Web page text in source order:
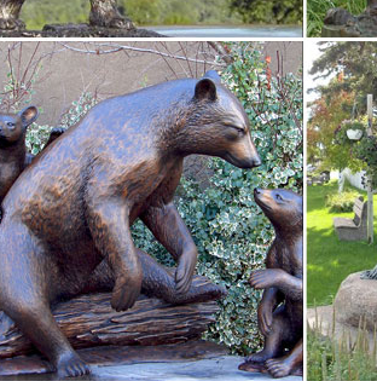
года Собака статуэтки. Показывать по:
из бронзы. Бронзовые эксклюзивные
Орел »» Статуэтка Утки Бронза по
Новинки Печати Сувениры Златоуст
(шт.) Купить.
сувениры с символом года 2018 Собака
плавающие набор 9 шт. "Счастья и
фигурка с символом нового года.Сувениры
ЗАКАНЧИВАЕТСЯ! Символ 2018 года –
животных. Знаки зодиака. Детская